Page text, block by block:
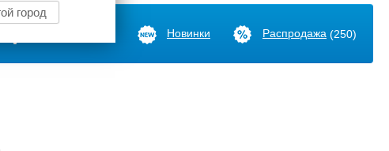
город
Новинки Распродажа (250)